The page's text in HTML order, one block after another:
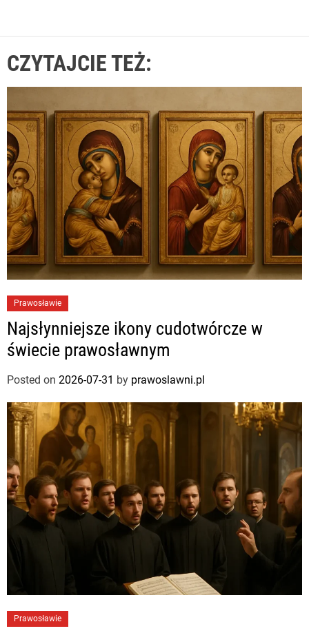
CZYTAJCIE TEŻ:
Prawosławie
Najsłynniejsze ikony cudotwórcze w
świecie prawosławnym
Posted on 2026-07-31 by prawoslawni.pl
Prawosławie